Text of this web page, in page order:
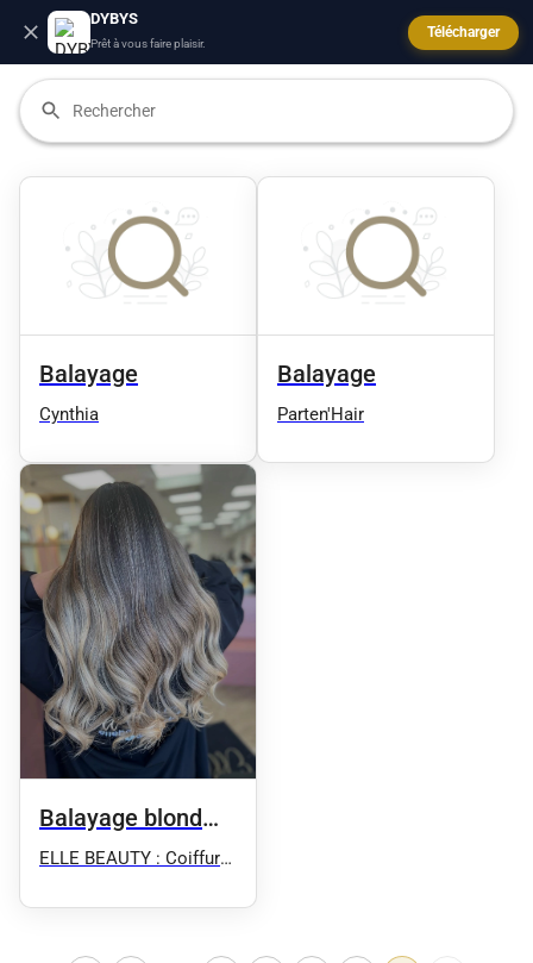
DYBYS
Prêt à vous faire plaisir.
Télécharger
Balayage
Cynthia
Balayage
Parten'Hair
Balayage blond
cendré
ELLE BEAUTY : Coiffure